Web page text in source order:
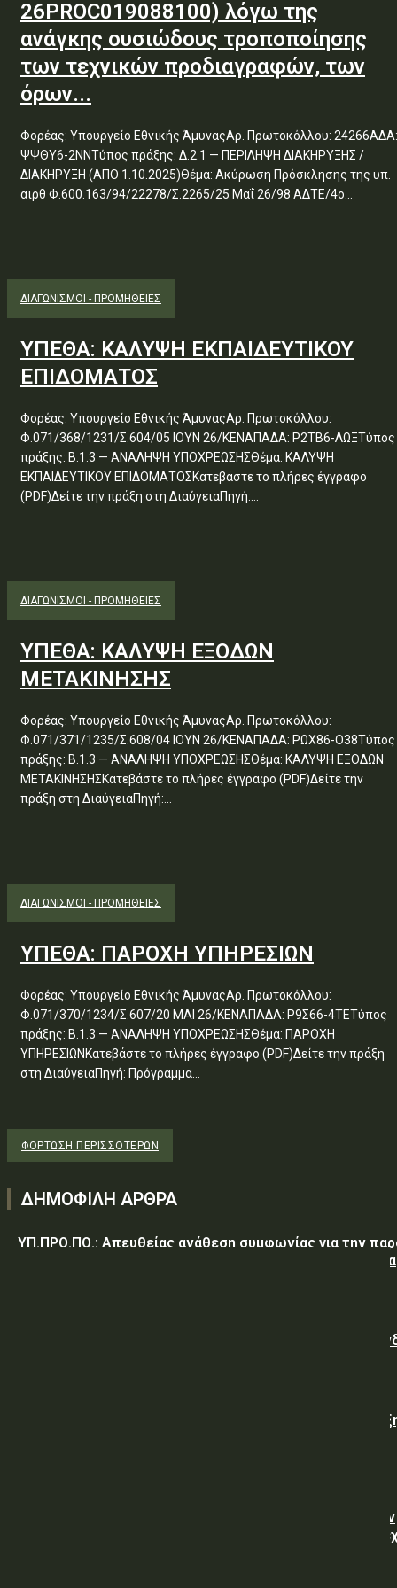
26PROC019088100) λόγω της
ανάγκης ουσιώδους τροποποίησης
των τεχνικών προδιαγραφών, των
όρων...
Φορέας: Υπουργείο Εθνικής ΆμυναςΑρ. Πρωτοκόλλου: 24266ΑΔΑ:
ΨΨΘΥ6-2ΝΝΤύπος πράξης: Δ.2.1 — ΠΕΡΙΛΗΨΗ ΔΙΑΚΗΡΥΞΗΣ /
ΔΙΑΚΗΡΥΞΗ (ΑΠΟ 1.10.2025)Θέμα: Ακύρωση Πρόσκλησης της υπ.
αιρθ Φ.600.163/94/22278/Σ.2265/25 Μαΐ 26/98 ΑΔΤΕ/4ο...
ΔΙΑΓΩΝΙΣΜΟΊ - ΠΡΟΜΉΘΕΙΕΣ
ΥΠΕΘΑ: ΚΑΛΥΨΗ ΕΚΠΑΙΔΕΥΤΙΚΟΥ
ΕΠΙΔΟΜΑΤΟΣ
Φορέας: Υπουργείο Εθνικής ΆμυναςΑρ. Πρωτοκόλλου:
Φ.071/368/1231/Σ.604/05 ΙΟΥΝ 26/ΚΕΝΑΠΑΔΑ: Ρ2ΤΒ6-ΛΩΞΤύπος
πράξης: Β.1.3 — ΑΝΑΛΗΨΗ ΥΠΟΧΡΕΩΣΗΣΘέμα: ΚΑΛΥΨΗ
ΕΚΠΑΙΔΕΥΤΙΚΟΥ ΕΠΙΔΟΜΑΤΟΣΚατεβάστε το πλήρες έγγραφο
(PDF)Δείτε την πράξη στη ΔιαύγειαΠηγή:...
ΔΙΑΓΩΝΙΣΜΟΊ - ΠΡΟΜΉΘΕΙΕΣ
ΥΠΕΘΑ: ΚΑΛΥΨΗ ΕΞΟΔΩΝ
ΜΕΤΑΚΙΝΗΣΗΣ
Φορέας: Υπουργείο Εθνικής ΆμυναςΑρ. Πρωτοκόλλου:
Φ.071/371/1235/Σ.608/04 ΙΟΥΝ 26/ΚΕΝΑΠΑΔΑ: ΡΩΧ86-Ο38Τύπος
πράξης: Β.1.3 — ΑΝΑΛΗΨΗ ΥΠΟΧΡΕΩΣΗΣΘέμα: ΚΑΛΥΨΗ ΕΞΟΔΩΝ
ΜΕΤΑΚΙΝΗΣΗΣΚατεβάστε το πλήρες έγγραφο (PDF)Δείτε την
πράξη στη ΔιαύγειαΠηγή:...
ΔΙΑΓΩΝΙΣΜΟΊ - ΠΡΟΜΉΘΕΙΕΣ
ΥΠΕΘΑ: ΠΑΡΟΧΗ ΥΠΗΡΕΣΙΩΝ
Φορέας: Υπουργείο Εθνικής ΆμυναςΑρ. Πρωτοκόλλου:
Φ.071/370/1234/Σ.607/20 ΜΑΙ 26/ΚΕΝΑΠΑΔΑ: Ρ9Σ66-4ΤΕΤύπος
πράξης: Β.1.3 — ΑΝΑΛΗΨΗ ΥΠΟΧΡΕΩΣΗΣΘέμα: ΠΑΡΟΧΗ
ΥΠΗΡΕΣΙΩΝΚατεβάστε το πλήρες έγγραφο (PDF)Δείτε την πράξη
στη ΔιαύγειαΠηγή: Πρόγραμμα...
ΦΌΡΤΩΣΗ ΠΕΡΙΣΣΟΤΈΡΩΝ
ΔΗΜΟΦΙΛΗ ΑΡΘΡΑ
ΥΠ.ΠΡΟ.ΠΟ.: Απευθείας ανάθεση συμφωνίας για την
υπηρεσιών κλειδαρά για τη σφράγιση οικίας στα Μέγαρα
Γαλλική «ψήφος εμπιστοσύνης» στην ηλεκτρική
Viohalco: Εκτόξευση 62% στα κέρδη και ισχυρή
υπηρεσιακών οχημάτων μάρκας NISSAN, των Τμημάτων
Συνοριακής Φύλαξης της Δ.Α. Αλεξανδρούπολης, που